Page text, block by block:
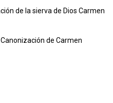
de la sierva de Dios Carmen
de Carmen